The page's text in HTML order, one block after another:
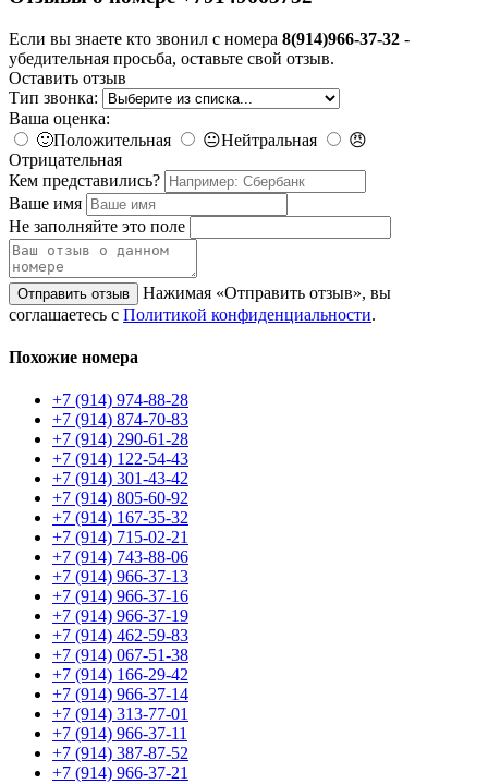
Если вы знаете кто звонил с номера 8(914)966-37-32 -
убедительная просьба, оставьте свой отзыв.
Оставить отзыв
Тип звонка:
Ваша оценка:
🙂Положительная 😐Нейтральная
😠
Отрицательная
Кем представились?
Ваше имя
Не заполняйте это поле
Отправить отзыв
Нажимая «Отправить отзыв», вы
соглашаетесь с Политикой конфиденциальности.
Похожие номера
+7 (914) 974-88-28
+7 (914) 874-70-83
+7 (914) 290-61-28
+7 (914) 122-54-43
+7 (914) 301-43-42
+7 (914) 805-60-92
+7 (914) 167-35-32
+7 (914) 715-02-21
+7 (914) 743-88-06
+7 (914) 966-37-13
+7 (914) 966-37-16
+7 (914) 966-37-19
+7 (914) 462-59-83
+7 (914) 067-51-38
+7 (914) 166-29-42
+7 (914) 966-37-14
+7 (914) 313-77-01
+7 (914) 966-37-11
+7 (914) 387-87-52
+7 (914) 966-37-21